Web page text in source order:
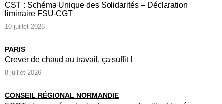
CST : Schéma Unique des Solidarités – Déclaration
liminaire FSU-CGT
10 juillet 2026
PARIS
Crever de chaud au travail, ça suffit !
8 juillet 2026
CONSEIL RÉGIONAL NORMANDIE